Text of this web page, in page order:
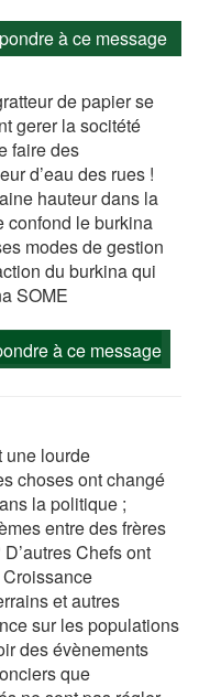
à ce message
de papier se
gerer la socitété
faire des
d’eau des rues !
hauteur dans la
confond le burkina
modes de gestion
du burkina qui
SOME
à ce message
une lourde
choses ont changé
la politique ;
entre des frères
Chefs ont
et autres
sur les populations
des évènements
que